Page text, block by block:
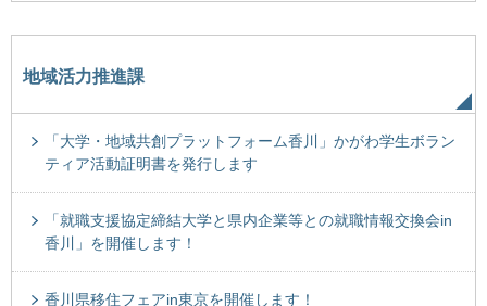
地域活力推進課
「大学・地域共創プラットフォーム香川」かがわ学生ボラン
ティア活動証明書を発行します
「就職支援協定締結大学と県内企業等との就職情報交換会in
香川」を開催します！
香川県移住フェアin東京を開催します！